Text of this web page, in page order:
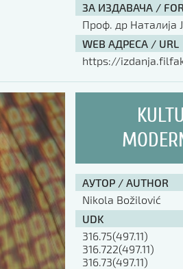
ЗА ИЗДАВАЧА / FOR
Проф. др Наталија
WEB АДРЕСА / URL
https://
АУТОР / AUTHOR
Nikola Božilović
UDK
316.75(497.11)
316.722(497.11)
316.73(497.11)